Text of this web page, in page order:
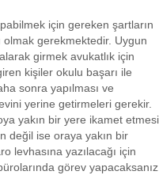
için gereken şartların
olmak gerekmektedir. Uygun
girmek avukatlık için
kişiler okulu başarı ile
sonra yapılması ve
yerine getirmeleri gerekir.
yakın bir yere ikamet etmesi
değil ise oraya yakın bir
levhasına yazılacağı için
görev yapacaksanız